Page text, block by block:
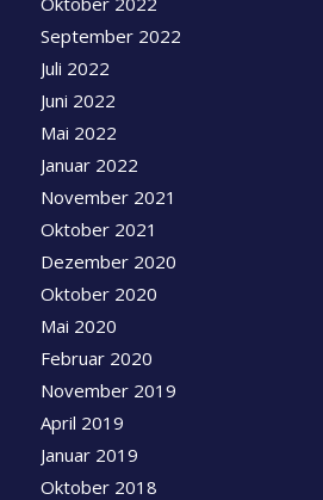
September 2022
Juli 2022
Juni 2022
Mai 2022
Januar 2022
November 2021
Oktober 2021
Dezember 2020
Oktober 2020
Mai 2020
Februar 2020
November 2019
April 2019
Januar 2019
Oktober 2018